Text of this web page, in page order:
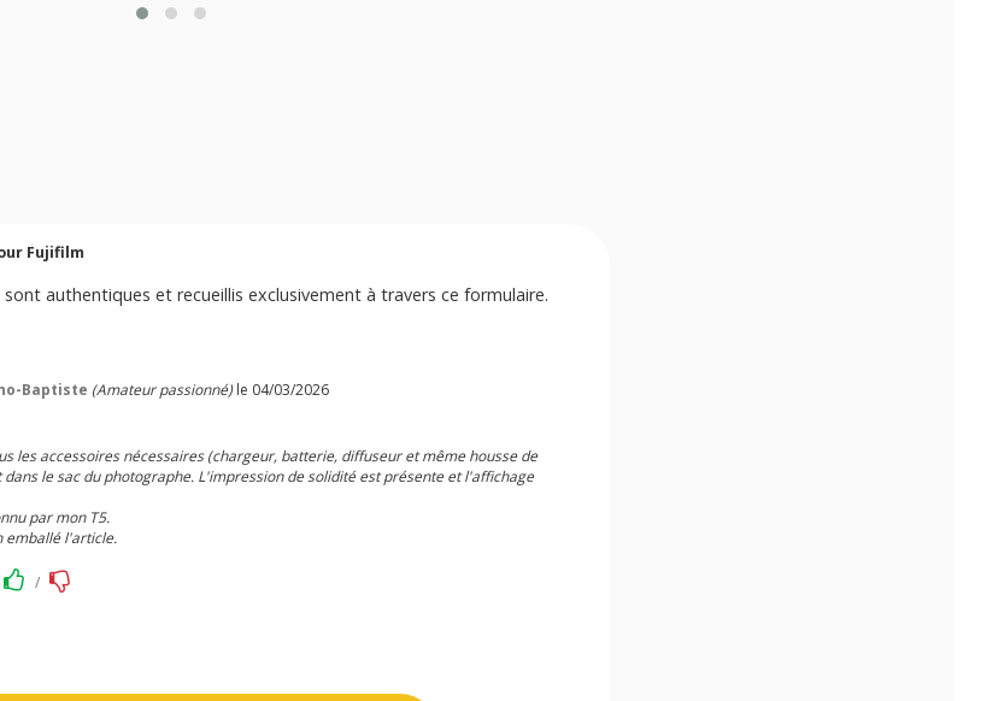
Fujifilm
authentiques et recueillis exclusivement à travers ce formulaire.
Baptiste (Amateur passionné)le 04/03/2026
les accessoires nécessaires (chargeur, batterie, diffuseur et même housse de
le sac du photographe. L'impression de solidité est présente et l'affichage
par mon T5.
emballé l'article.
/